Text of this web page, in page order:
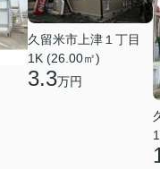
久留米市上津１丁目
1K (26.00㎡)
3.3万円